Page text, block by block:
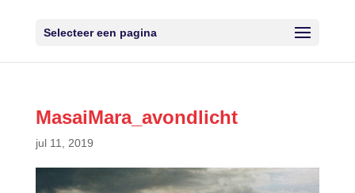
Selecteer een pagina
MasaiMara_avondlicht
jul 11, 2019